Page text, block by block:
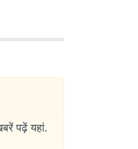
पढ़ें यहां.